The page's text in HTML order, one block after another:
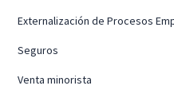
Externalización de Procesos
Seguros
Venta minorista